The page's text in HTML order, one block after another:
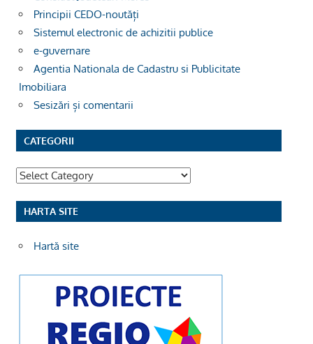
Principii CEDO-noutăți
Sistemul electronic de achizitii publice
e-guvernare
Agentia Nationala de Cadastru si Publicitate
Imobiliara
Sesizări și comentarii
CATEGORII
Categorii
HARTA SITE
Hartă site